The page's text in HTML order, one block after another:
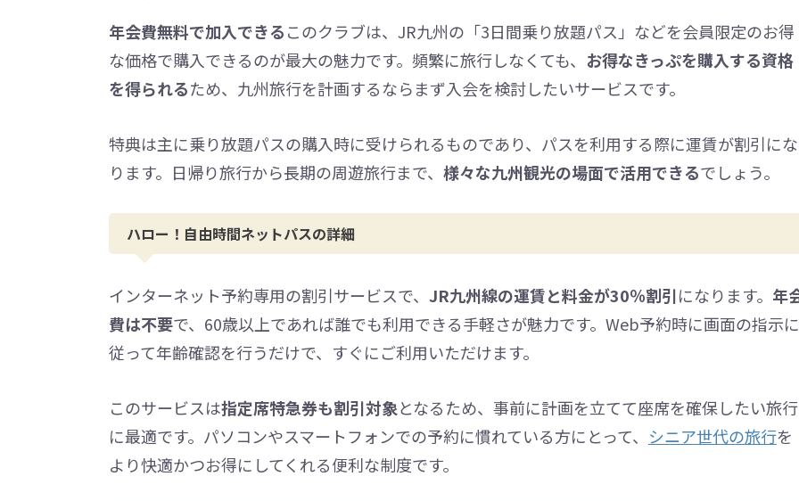
年会費無料で加入できるこのクラブは、JR九州の「3日間乗り放題パス」などを会員限定のお得
な価格で購入できるのが最大の魅力です。頻繁に旅行しなくても、 お得なきっぷを購入する資格
を得られるため、九州旅行を計画するならまず入会を検討したいサービスです。
特典は主に乗り放題パスの購入時に受けられるものであり、パスを利用する際に運賃が割引にな
ります。日帰り旅行から長期の周遊旅行まで、 様々な九州観光の場面で活用できるでしょう。
ハロー！自由時間ネットパスの詳細
インターネット予約専用の割引サービスで、 JR九州線の運賃と料金が30％割引になります。 年
費は不要で、60歳以上であれば誰でも利用できる手軽さが魅力です。Web予約時に画面の指示に
従って年齢確認を行うだけで、すぐにご利用いただけます。
このサービスは指定席特急券も割引対象となるため、事前に計画を立てて座席を確保したい旅行
に最適です。パソコンやスマートフォンでの予約に慣れている方にとって、 シニア世代の旅行を
より快適かつお得にしてくれる便利な制度です。